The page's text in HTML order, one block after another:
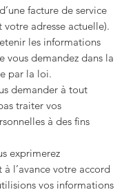
facture de service
adresse actuelle).
les informations
vous demandez dans la
par la loi.
demander à tout
traiter vos
à des fins
exprimerez
à l’avance votre accord
vos informations